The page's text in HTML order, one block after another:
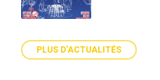
PLUS D'ACTUALITÉS